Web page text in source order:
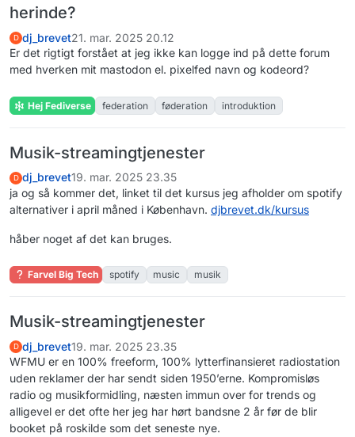
herinde?
D dj_brevet21. mar. 2025 20.12
Er det rigtigt forstået at jeg ikke kan logge ind på dette forum
med hverken mit mastodon el. pixelfed navn og kodeord?
Hej Fediverse federation føderation introduktion
Musik-streamingtjenester
D dj_brevet19. mar. 2025 23.35
ja og så kommer det, linket til det kursus jeg afholder om spotify
alternativer i april måned i København. djbrevet.dk/kursus
håber noget af det kan bruges.
Farvel Big Tech spotify music musik
Musik-streamingtjenester
D dj_brevet19. mar. 2025 23.35
WFMU er en 100% freeform, 100% lytterfinansieret radiostation
uden reklamer der har sendt siden 1950’erne. Kompromisløs
radio og musikformidling, næsten immun over for trends og
alligevel er det ofte her jeg har hørt bandsne 2 år før de blir
booket på roskilde som det seneste nye.